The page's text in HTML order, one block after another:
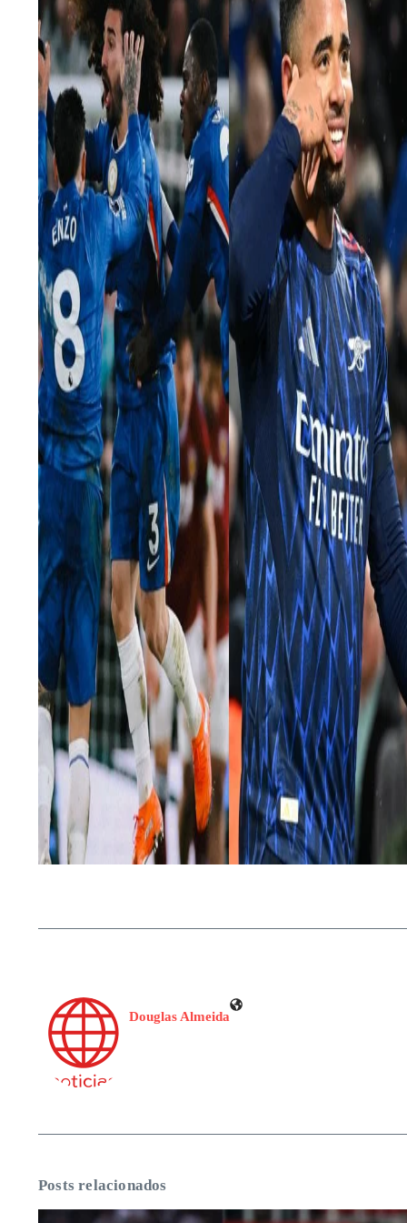
Douglas Almeida
Posts relacionados